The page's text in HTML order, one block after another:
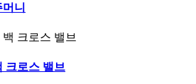
니
크로스 밸브